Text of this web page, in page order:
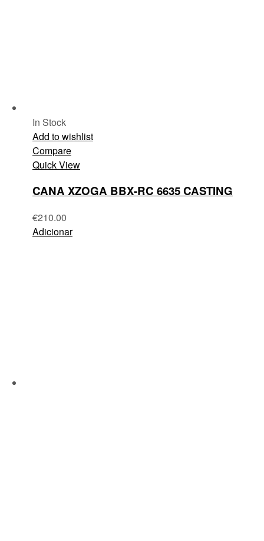
In Stock
Add to wishlist
Compare
Quick View
CANA XZOGA BBX-RC 6635 CASTING
€210.00
Adicionar